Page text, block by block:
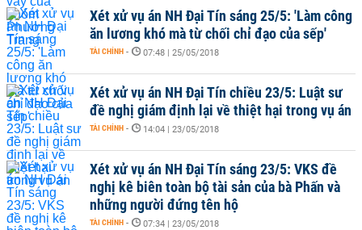
Xét xử vụ án NH Đại Tín sáng 25/5: 'Làm công
ăn lương khó mà từ chối chỉ đạo của sếp'
TÀI CHÍNH - 07:48 | 25/05/2018
Xét xử vụ án NH Đại Tín chiều 23/5: Luật sư
đề nghị giám định lại về thiệt hại trong vụ án
TÀI CHÍNH - 14:04 | 23/05/2018
Xét xử vụ án NH Đại Tín sáng 23/5: VKS đề
nghị kê biên toàn bộ tài sản của bà Phấn và
những người đứng tên hộ
TÀI CHÍNH - 07:34 | 23/05/2018